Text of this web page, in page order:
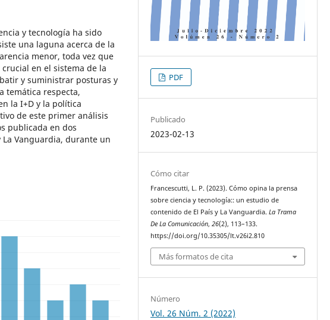
y tecnología ha sido
una laguna acerca de la
menor, toda vez que
en el sistema de la
y suministrar posturas y
temática respecta,
la I+D y la política
de este primer análisis
publicada en dos
La Vanguardia, durante un
PDF
Publicado
2023-02-13
Cómo citar
Francescutti, L. P. (2023). Cómo opina la prensa
sobre ciencia y tecnología:: un estudio de
contenido de El País y La Vanguardia.La Trama
De La Comunicación,26(2), 113–133.
https://doi.org/10.35305/lt.v26i2.810
Más formatos de cita
Número
Vol. 26 Núm. 2 (2022)